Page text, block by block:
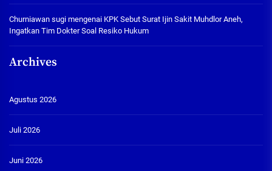
Churniawan sugi mengenai KPK Sebut Surat Ijin Sakit Muhdlor Aneh,
Ingatkan Tim Dokter Soal Resiko Hukum
Archives
Agustus 2026
Juli 2026
Juni 2026